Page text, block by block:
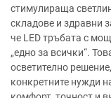
стимулираща
складове и здравни
че LED тръбата с
„едно за всички“.
осветително
конкретните нужди